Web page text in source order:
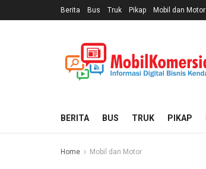
Berita Bus Truk Pikap Mobil dan Motor
BERITA BUS TRUK PIKAP
Home Mobil dan Motor